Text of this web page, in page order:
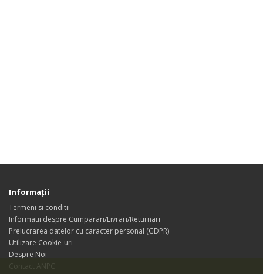
Informaţii
Termeni si conditii
Informatii despre Cumparari/Livrari/Returnari
Prelucrarea datelor cu caracter personal (GDPR)
Utilizare Cookie-uri
Despre Noi
Contact ANPC